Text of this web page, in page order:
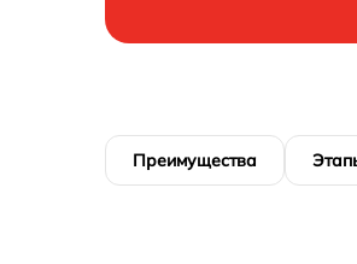
Преимущества